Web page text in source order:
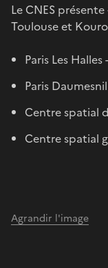
Le CNES
Toulouse et
Paris Les
Paris
Centre spatial
Centre spatial
Agrandir l'image